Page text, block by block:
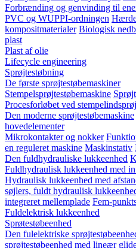
Forbrænding og genvinding til
PVC og WUPPI-ordningen
kompositmaterialer Biologisk
plast
Plast af olie
Lifecycle engineering
Sprøjtestøbning
De første sprøjtestøbemaskiner
Stempelsprøjtestøbemaskine
Procesforløbet ved
Den moderne sprøjtestøbemaskine
hovedelementer
Mikrokontakter og nokker
en reguleret maskine Maskinstativ
Den fuldhydrauliske lukkeenhed
Fuldhydraulisk lukkeenhed med
Hydraulisk lukkeenhed med
søjlers, fuldt hydraulisk
integreret mellemplade Fem-
Fuldelektrisk lukkeenhed
Sprøtestøbeenhed
Den fulelektriske
sprøjtestøbeenhed med lineær